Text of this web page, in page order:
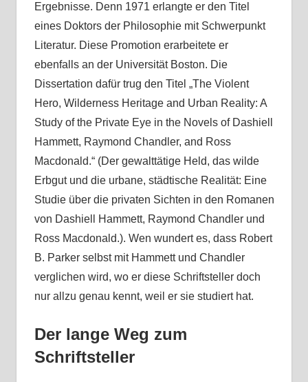
Ergebnisse. Denn 1971 erlangte er den Titel
eines Doktors der Philosophie mit Schwerpunkt
Literatur. Diese Promotion erarbeitete er
ebenfalls an der Universität Boston. Die
Dissertation dafür trug den Titel „The Violent
Hero, Wilderness Heritage and Urban Reality: A
Study of the Private Eye in the Novels of Dashiell
Hammett, Raymond Chandler, and Ross
Macdonald.“ (Der gewalttätige Held, das wilde
Erbgut und die urbane, städtische Realität: Eine
Studie über die privaten Sichten in den Romanen
von Dashiell Hammett, Raymond Chandler und
Ross Macdonald.). Wen wundert es, dass Robert
B. Parker selbst mit Hammett und Chandler
verglichen wird, wo er diese Schriftsteller doch
nur allzu genau kennt, weil er sie studiert hat.
Der lange Weg zum
Schriftsteller